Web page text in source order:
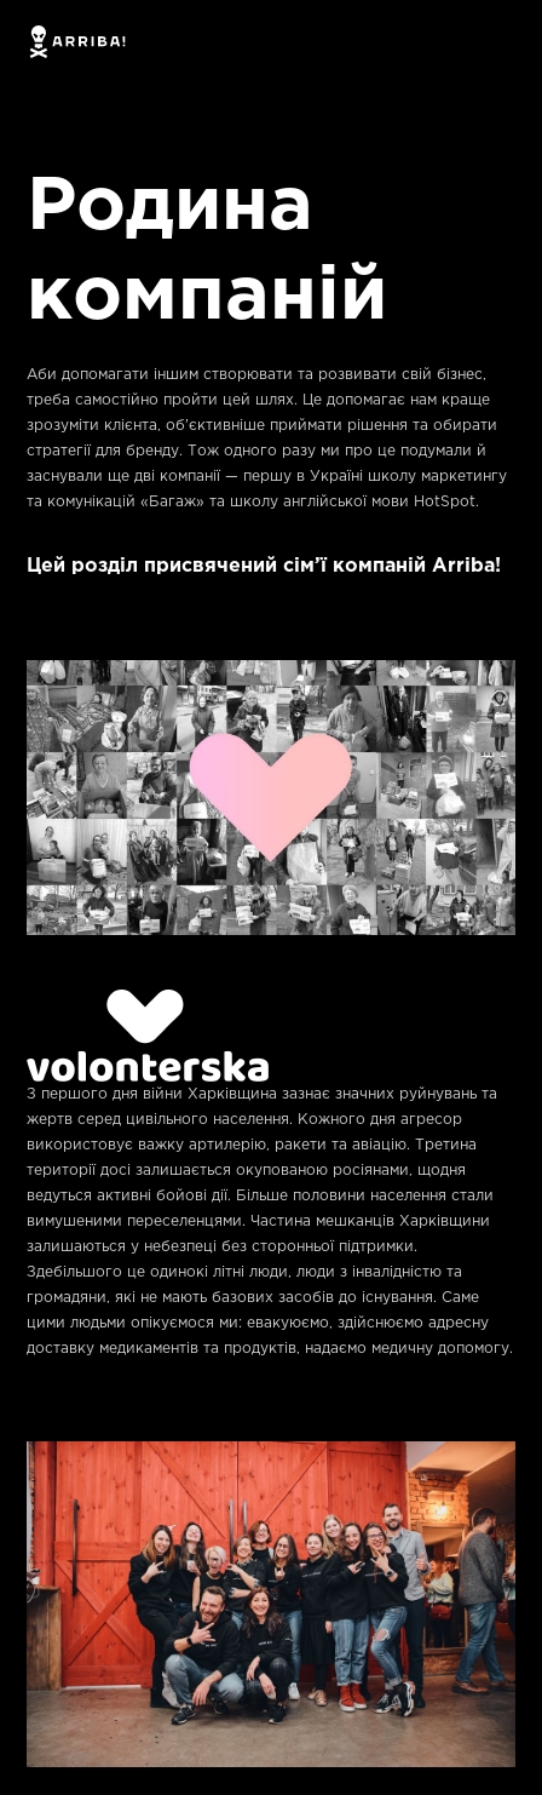
Родина
компаній
Аби допомагати іншим створювати та розвивати свій бізнес,
треба самостійно пройти цей шлях. Це допомагає нам краще
зрозуміти клієнта, об’єктивніше приймати рішення та обирати
стратегії для бренду. Тож одного разу ми про це подумали й
заснували ще дві компанії — першу в Україні школу маркетингу
та комунікацій «Багаж» та школу англійської мови HotSpot.
Цей розділ присвячений сім’ї компаній Arriba!
З першого дня війни Харківщина зазнає значних руйнувань та
жертв серед цивільного населення. Кожного дня агресор
використовує важку артилерію, ракети та авіацію. Третина
території досі залишається окупованою росіянами, щодня
ведуться активні бойові дії. Більше половини населення стали
вимушеними переселенцями. Частина мешканців Харківщини
залишаються у небезпеці без сторонньої підтримки.
Здебільшого це одинокі літні люди, люди з інвалідністю та
громадяни, які не мають базових засобів до існування.Саме
цими людьми опікуємося ми: евакуюємо, здійснюємо адресну
доставку медикаментів та продуктів, надаємо медичну допомогу.